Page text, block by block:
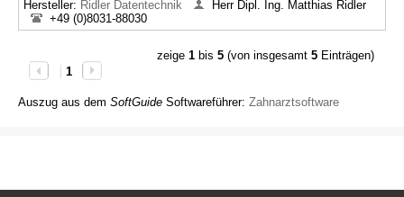
Hersteller: Ridler Datentechnik
Herr Dipl. Ing. Matthias Ridler
+49 (0)8031-88030
zeige 1bis 5(von insgesamt 5Einträgen)
1
Auszug aus dem SoftGuide Softwareführer: Zahnarztsoftware